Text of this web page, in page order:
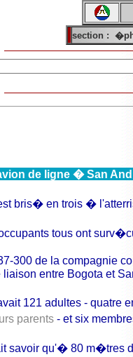
section :
de ligne � San
bris� en trois �
tous ont
300 de la compagnie
liaison entre Bogota et
121 adultes - quatre
parents - et six
savoir qu'� 80 m�tres